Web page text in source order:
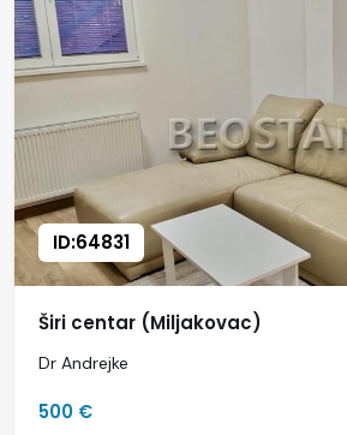
ID:64831
Širi centar (Miljakovac)
Dr Andrejke
500 €